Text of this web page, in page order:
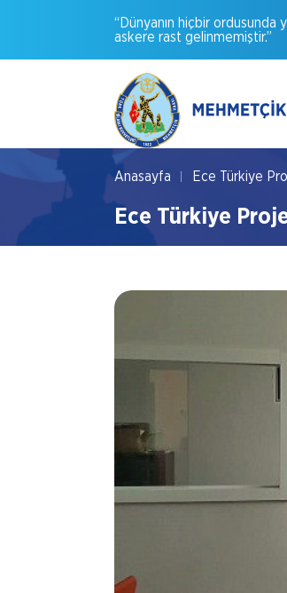
“Dünyanın hiçbir ordusunda
askere rast gelinmemiştir.”
Anasayfa Ece Türkiye
Ece Türkiye